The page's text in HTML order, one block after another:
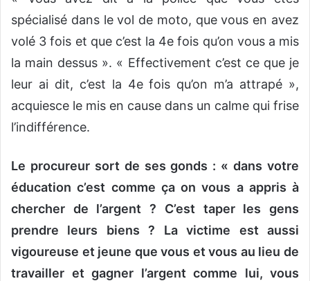
spécialisé dans le vol de moto, que vous en avez
volé 3 fois et que c’est la 4e fois qu’on vous a mis
la main dessus ». « Effectivement c’est ce que je
leur ai dit, c’est la 4e fois qu’on m’a attrapé »,
acquiesce le mis en cause dans un calme qui frise
l’indifférence.
Le procureur sort de ses gonds : « dans votre
éducation c’est comme ça on vous a appris à
chercher de l’argent ? C’est taper les gens
prendre leurs biens ? La victime est aussi
vigoureuse et jeune que vous et vous au lieu de
travailler et gagner l’argent comme lui, vous